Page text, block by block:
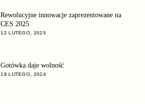
Rewolucyjne innowacje zaprezentowane na
CES 2025
12 LUTEGO, 2025
Gotówka daje wolność
18 LUTEGO, 2024